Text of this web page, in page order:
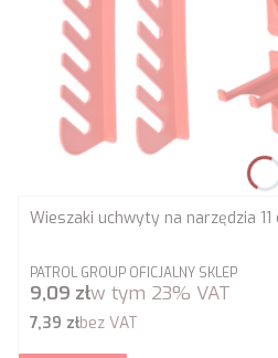
Wieszaki uchwyty na narzędzia 11
PRODUCENT
PATROL GROUP OFICJALNY SKLEP
Cena brutto
9,09 złw tym 23% VAT
Cena netto
7,39 złbez VAT